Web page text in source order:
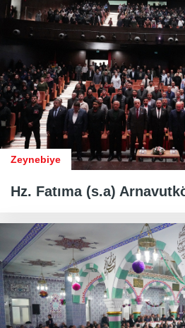
Zeynebiye
Hz. Fatıma (s.a)